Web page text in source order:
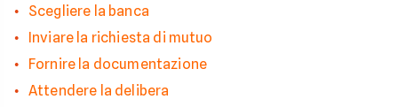
Scegliere la banca
Inviare la richiesta di mutuo
Fornire la documentazione
Attendere la delibera